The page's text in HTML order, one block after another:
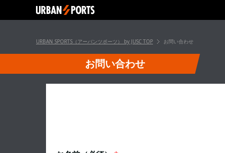
URBAN SPORTS（アーバンツポーツ） by JUSC TOP お問い合わせ
お問い合わせ